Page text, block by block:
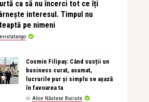
ca să nu încerci tot ce îți
interesul. Timpul nu
pe nimeni
Cosmin Filipaș: Când susții un
business curat, asumat,
lucrurile pur și simplu se așază
în favoarea ta
de Alice Năstase Buciuta